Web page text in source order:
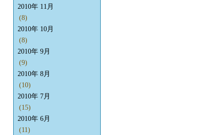
2010年 11月
(8)
2010年 10月
(8)
2010年 9月
(9)
2010年 8月
(10)
2010年 7月
(15)
2010年 6月
(11)